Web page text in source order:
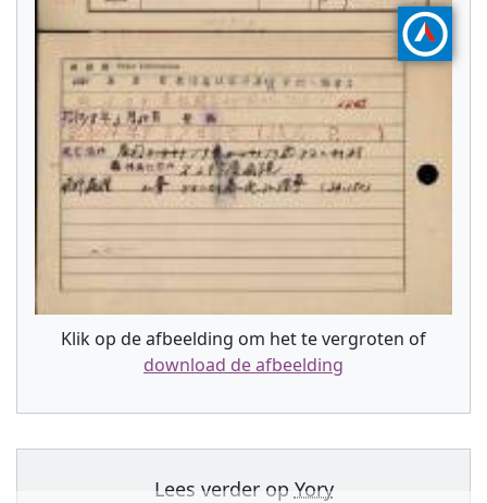
Klik op de afbeelding om het te vergroten of
download de afbeelding
Lees verder op Yory